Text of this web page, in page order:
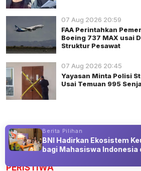
07 Aug 2026 20:59
FAA Perintahkan
Boeing 737 MAX usai
Struktur Pesawat
07 Aug 2026 20:45
Yayasan Minta Polisi
Usai Temuan 995
PERISTIWA
Berita Pilihan
BNI Hadirkan Ekosistem
bagi Mahasiswa Indonesia